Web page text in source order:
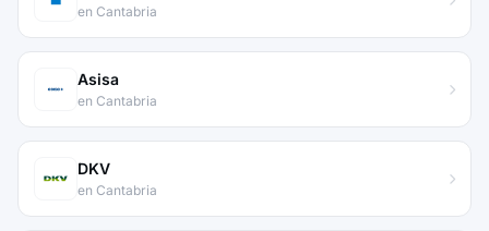
en Cantabria
Asisa
en Cantabria
DKV
en Cantabria